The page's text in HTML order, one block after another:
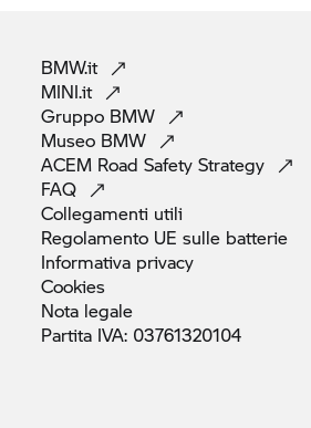
BMW.it
MINI.it
Gruppo BMW
Museo BMW
ACEM Road SafetyStrategy
FAQ
Collegamenti utili
Regolamento UE sulle batterie
Informativa privacy
Cookies
Nota legale
Partita IVA: 03761320104